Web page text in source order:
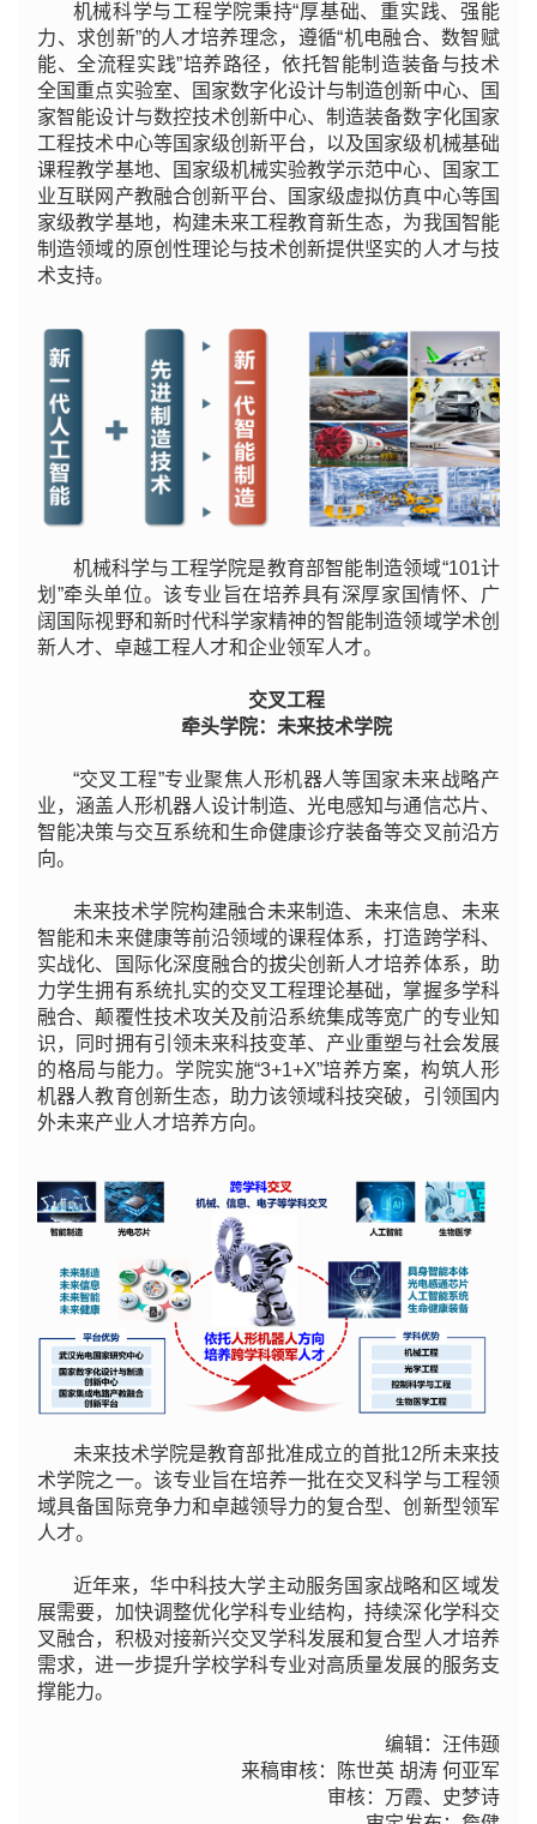
机械科学与工程学院秉持“厚基础、重实践、强能
力、求创新”的人才培养理念，遵循“机电融合、数智赋
能、全流程实践”培养路径，依托智能制造装备与技术
全国重点实验室、国家数字化设计与制造创新中心、国
家智能设计与数控技术创新中心、制造装备数字化国家
工程技术中心等国家级创新平台，以及国家级机械基础
课程教学基地、国家级机械实验教学示范中心、国家工
业互联网产教融合创新平台、国家级虚拟仿真中心等国
家级教学基地，构建未来工程教育新生态，为我国智能
制造领域的原创性理论与技术创新提供坚实的人才与技
术支持。
机械科学与工程学院是教育部智能制造领域“101计
划”牵头单位。该专业旨在培养具有深厚家国情怀、广
阔国际视野和新时代科学家精神的智能制造领域学术创
新人才、卓越工程人才和企业领军人才。
交叉工程
牵头学院：未来技术学院
“交叉工程”专业聚焦人形机器人等国家未来战略产
业，涵盖人形机器人设计制造、光电感知与通信芯片、
智能决策与交互系统和生命健康诊疗装备等交叉前沿方
向。
未来技术学院构建融合未来制造、未来信息、未来
智能和未来健康等前沿领域的课程体系，打造跨学科、
实战化、国际化深度融合的拔尖创新人才培养体系，助
力学生拥有系统扎实的交叉工程理论基础，掌握多学科
融合、颠覆性技术攻关及前沿系统集成等宽广的专业知
识，同时拥有引领未来科技变革、产业重塑与社会发展
的格局与能力。学院实施“3+1+X”培养方案，构筑人形
机器人教育创新生态，助力该领域科技突破，引领国内
外未来产业人才培养方向。
未来技术学院是教育部批准成立的首批12所未来技
术学院之一。该专业旨在培养一批在交叉科学与工程领
域具备国际竞争力和卓越领导力的复合型、创新型领军
人才。
近年来，华中科技大学主动服务国家战略和区域发
展需要，加快调整优化学科专业结构，持续深化学科交
叉融合，积极对接新兴交叉学科发展和复合型人才培养
需求，进一步提升学校学科专业对高质量发展的服务支
撑能力。
编辑： 汪伟颋
来稿审核：陈世英 胡涛 何亚军
审核：万霞、史梦诗